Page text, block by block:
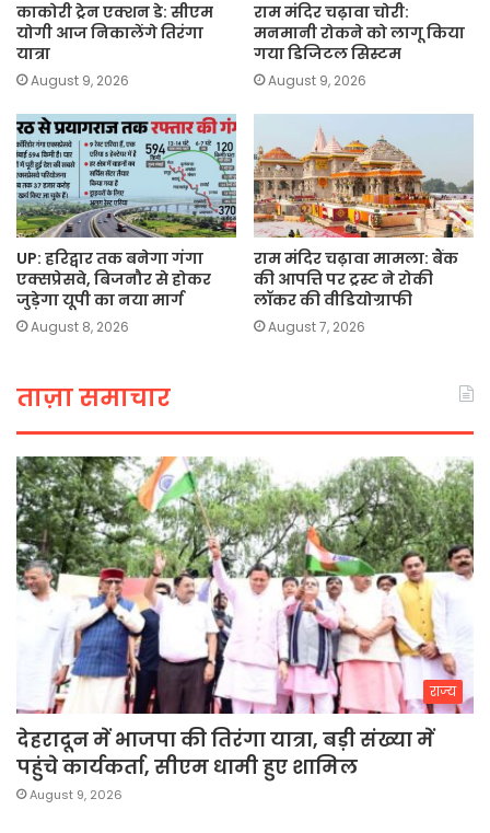
काकोरी ट्रेन एक्शन डे: सीएम
योगी आज निकालेंगे तिरंगा
यात्रा
August 9, 2026
राम मंदिर चढ़ावा चोरी:
मनमानी रोकने को लागू किया
गया डिजिटल सिस्टम
August 9, 2026
UP: हरिद्वार तक बनेगा गंगा
एक्सप्रेसवे, बिजनौर से होकर
जुड़ेगा यूपी का नया मार्ग
August 8, 2026
राम मंदिर चढ़ावा मामला: बैंक
की आपत्ति पर ट्रस्ट ने रोकी
लॉकर की वीडियोग्राफी
August 7, 2026
ताज़ा समाचार
राज्य
देहरादून में भाजपा की तिरंगा यात्रा, बड़ी संख्या में
पहुंचे कार्यकर्ता, सीएम धामी हुए शामिल
August 9, 2026